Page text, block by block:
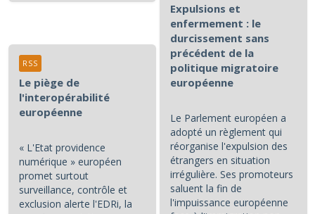
Expulsions et
enfermement : le
durcissement sans
précédent de la
politique migratoire
européenne
Le Parlement européen a
adopté un règlement qui
réorganise l'expulsion des
étrangers en situation
irrégulière. Ses promoteurs
saluent la fin de
l'impuissance européenne
Le piège de
l'interopérabilité
européenne
« L'Etat providence
numérique » européen
promet surtout
surveillance, contrôle et
exclusion alerte l'EDRi, la
RSS